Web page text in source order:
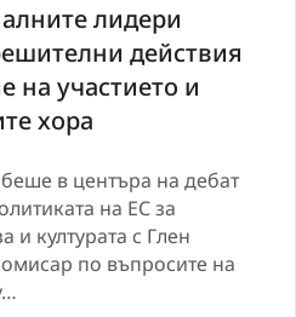
лидери
действия
на участието и
хора
в центъра на дебат
на ЕС за
и културата с Глен
по въпросите на